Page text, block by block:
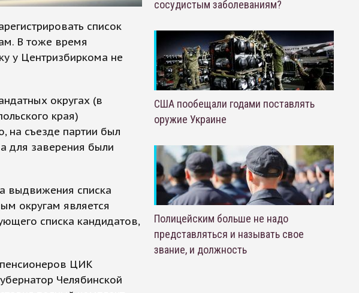
список
В тоже время
у Центризбиркома не
округах (в
края)
на съезде партии был
для заверения были
выдвижения списка
округам является
списка кандидатов,
пенсионеров ЦИК
Челябинской
сосудистым заболеваниям?
США пообещали годами поставлять
оружие Украине
Полицейским больше не надо
представляться и называть свое
звание, и должность